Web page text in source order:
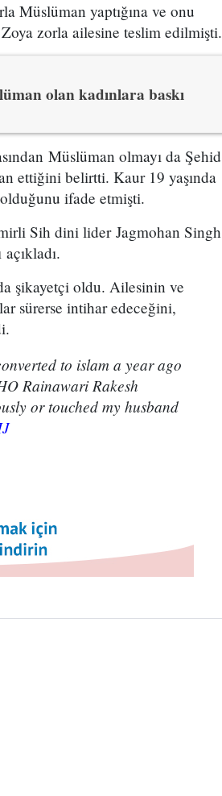
Müslüman yaptığına ve onu
zorla ailesine teslim edilmişti.
olan kadınlara baskı
Müslüman olmayı da Şehid
ettiğini belirtti. Kaur 19 yaşında
ifade etmişti.
Sih dini lider Jagmohan Singh
şikayetçi oldu. Ailesinin ve
sürerse intihar edeceğini,
to islam a year ago
Rainawari Rakesh
or touched my husband